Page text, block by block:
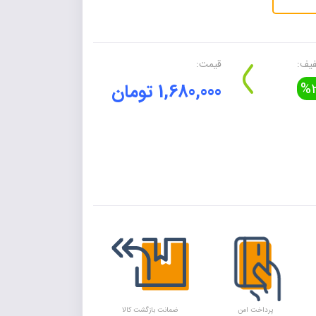
قیمت:
1,680,000 تومان
پرداخت امن ضمانت بازگشت کالا